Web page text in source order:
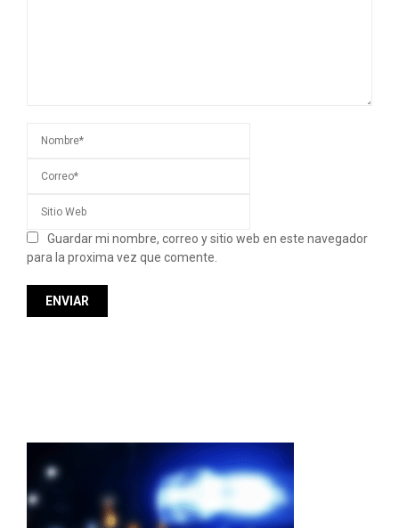
Guardar mi nombre, correo y sitio web en este navegador
para la proxima vez que comente.